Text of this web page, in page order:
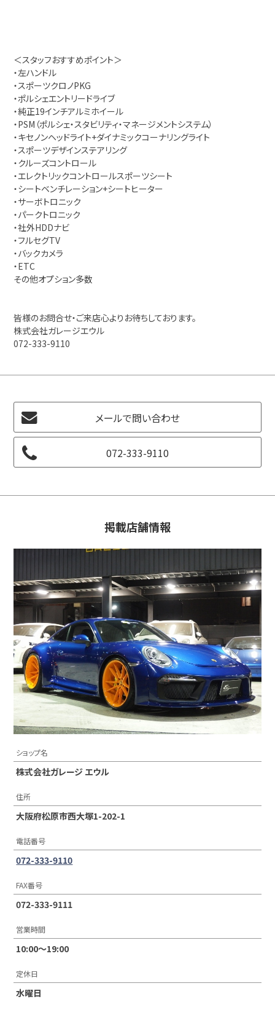
＜スタッフおすすめポイント＞
・左ハンドル
・スポーツクロノPKG
・ポルシェエントリードライブ
・純正19インチアルミホイール
・PSM（ポルシェ・スタビリティ・マネージメントシステム）
・キセノンヘッドライト+ダイナミックコーナリングライト
・スポーツデザインステアリング
・クルーズコントロール
・エレクトリックコントロールスポーツシート
・シートベンチレーション+シートヒーター
・サーボトロニック
・パークトロニック
・社外HDDナビ
・フルセグTV
・バックカメラ
・ETC
その他オプション多数
皆様のお問合せ・ご来店心よりお待ちしております。
株式会社ガレージエウル
072-333-9110
メールで問い合わせ
072-333-9110
掲載店舗情報
ショップ名
株式会社ガレージ エウル
住所
大阪府松原市西大塚1-202-1
電話番号
072-333-9110
FAX番号
072-333-9111
営業時間
10:00〜19:00
定休日
水曜日